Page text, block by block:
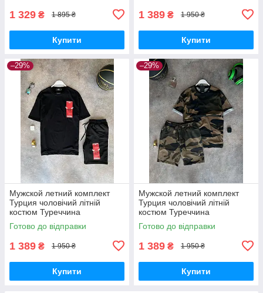
1 329 ₴ 1 895 ₴
Купити
1 389 ₴ 1 950 ₴
Купити
–29%
Мужской летний комплект
Турция чоловічий літній
костюм Туреччина
Готово до відправки
1 389 ₴ 1 950 ₴
Купити
–29%
Мужской летний комплект
Турция чоловічий літній
костюм Туреччина
Готово до відправки
1 389 ₴ 1 950 ₴
Купити